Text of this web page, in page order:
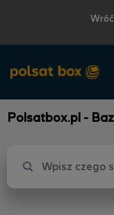
Polsatbox.pl -